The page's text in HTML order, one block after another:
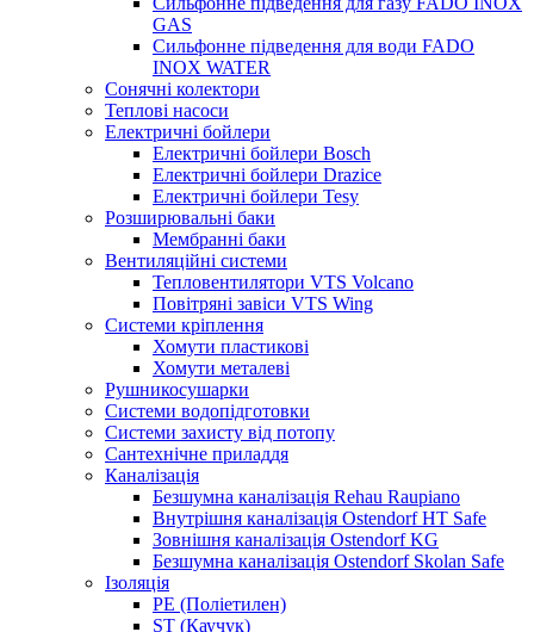
GAS
Сильфонне підведення для води FADO
INOX WATER
Сонячні колектори
Теплові насоси
Електричні бойлери
Електричні бойлери Bosch
Електричні бойлери Drazice
Електричні бойлери Tesy
Розширювальні баки
Мембранні баки
Вентиляційні системи
Тепловентилятори VTS Volcano
Повітряні завіси VTS Wing
Системи кріплення
Хомути пластикові
Хомути металеві
Рушникосушарки
Системи водопідготовки
Системи захисту від потопу
Сантехнічне приладдя
Каналізація
Безшумна каналізація Rehau Raupiano
Внутрішня каналізація Ostendorf HT Safe
Зовнішня каналізація Ostendorf KG
Безшумна каналізація Ostendorf Skolan Safe
Ізоляція
PE (Поліетилен)
ST (Каучук)